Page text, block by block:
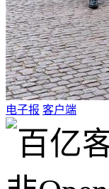
电子报 客户端